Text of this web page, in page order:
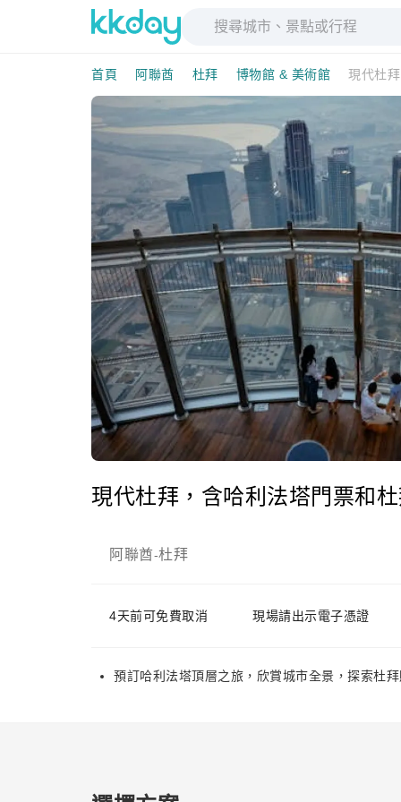
首頁 阿聯酋 杜拜 博物館 & 美術館 現代杜
現代杜拜，含哈利法塔門票和
阿聯酋-杜拜
4天前可免費取消 現場請出示電子憑證
預訂哈利法塔頂層之旅，欣賞城市全景，探索杜